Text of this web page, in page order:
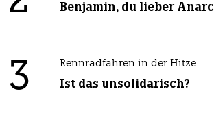
Benjamin, du lieber
3 Rennradfahren in der Hitze
Ist das unsolidarisch?